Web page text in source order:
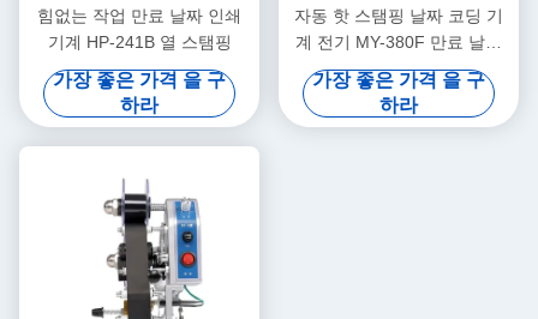
힘없는 작업 만료 날짜 인쇄
기계 HP-241B 열 스탬핑
가장 좋은 가격 을 구
하라
자동 핫 스탬핑 날짜 코딩 기
계 전기 MY-380F 만료 날짜
스탬핑 기계
가장 좋은 가격 을 구
하라